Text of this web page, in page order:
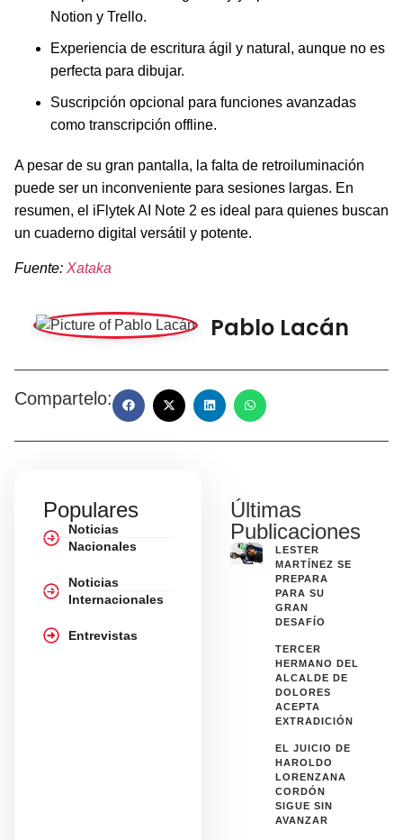
Notion y Trello.
Experiencia de escritura ágil y natural, aunque no es
perfecta para dibujar.
Suscripción opcional para funciones avanzadas
como transcripción offline.
A pesar de su gran pantalla, la falta de retroiluminación
puede ser un inconveniente para sesiones largas. En
resumen, el iFlytek AI Note 2 es ideal para quienes buscan
un cuaderno digital versátil y potente.
Fuente: Xataka
Pablo Lacán
Compartelo:
Populares
Noticias
Nacionales
Noticias
Internacionales
Entrevistas
Últimas
Publicaciones
LESTER
MARTÍNEZ SE
PREPARA
PARA SU
GRAN
DESAFÍO
TERCER
HERMANO DEL
ALCALDE DE
DOLORES
ACEPTA
EXTRADICIÓN
EL JUICIO DE
HAROLDO
LORENZANA
CORDÓN
SIGUE SIN
AVANZAR